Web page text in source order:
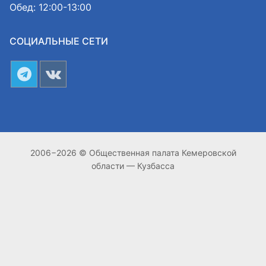
Обед: 12:00-13:00
СОЦИАЛЬНЫЕ СЕТИ
2006−2026 © Общественная палата Кемеровской
области — Кузбасса